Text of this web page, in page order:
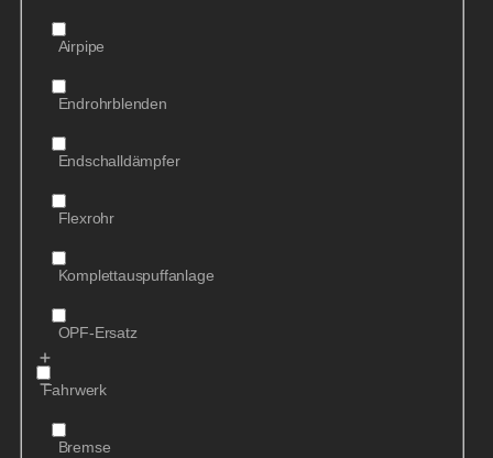
Airpipe
Endrohrblenden
Endschalldämpfer
Flexrohr
Komplettauspuffanlage
OPF-Ersatz
Fahrwerk
Bremse